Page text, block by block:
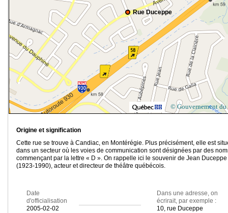
Rue Duceppe
© Gouvernement du
Origine et signification
Cette rue se trouve à Candiac, en Montérégie. Plus précisément, elle est
dans un secteur où les voies de communication sont désignées par des
commençant par la lettre « D ». On rappelle ici le souvenir de Jean Duceppe
(1923-1990), acteur et directeur de théâtre québécois.
Date
d'officialisation
2005-02-02
Dans une adresse, on
écrirait, par exemple :
10, rue Duceppe